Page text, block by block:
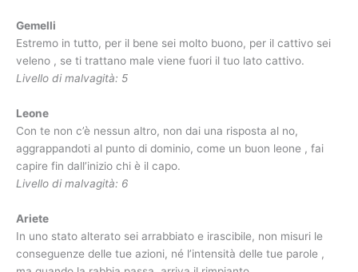
Pesci
Di pensieri contorti e machiavellici, dispettosi di livello
diabolico, che non perdoni né dimentichi , quando ti proponi di
essere in grado di distruggere la migliore autostima forgiata.